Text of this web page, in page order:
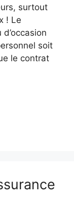
surtout
! Le
soit
le contrat